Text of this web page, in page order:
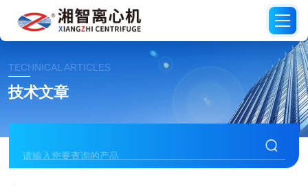
TECHNICAL ARTICLES
技术文章